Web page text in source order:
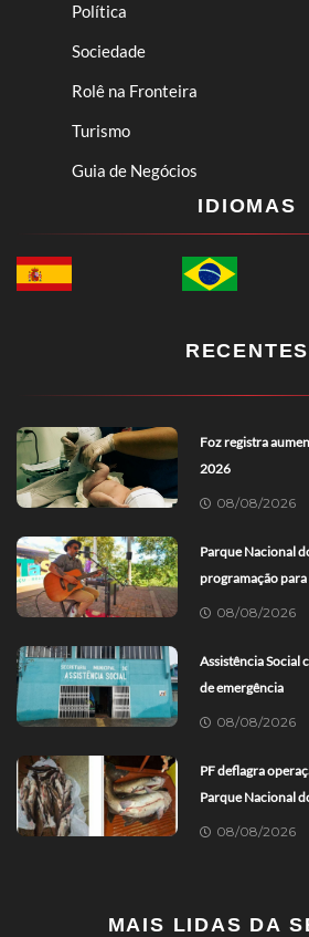
Política
Sociedade
Rolê na Fronteira
Turismo
Guia de Negócios
IDIOMAS
RECENTES
Foz registra
2026
08/08/2026
Parque Nacional
programação para
08/08/2026
Assistência Social
de emergência
08/08/2026
PF deflagra
Parque Nacional
08/08/2026
MAIS LIDAS DA